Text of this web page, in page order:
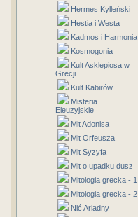
Hermes Kylleński
Hestia i Westa
Kadmos i Harmonia
Kosmogonia
Kult Asklepiosa w
Grecji
Kult Kabirów
Misteria
Eleuzyjskie
Mit Adonisa
Mit Orfeusza
Mit Syzyfa
Mit o upadku dusz
Mitologia grecka - 1
Mitologia grecka - 2
Nić Ariadny